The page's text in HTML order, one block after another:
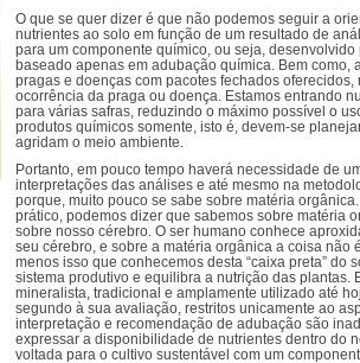
O que se quer dizer é que não podemos seguir a
nutrientes ao solo em função de um resultado de
para um componente químico, ou seja,
baseado apenas em adubação química. Bem como,
pragas e doenças com pacotes fechados oferecidos,
ocorrência da praga ou doença. Estamos entrando
para várias safras, reduzindo o máximo possível o
produtos químicos somente, isto é, devem-se
agridam o meio ambiente.
Portanto, em pouco tempo haverá necessidade de
interpretações das análises e até mesmo na
porque, muito pouco se sabe sobre matéria
prático, podemos dizer que sabemos sobre matéria
sobre nosso cérebro. O ser humano conhece
seu cérebro, e sobre a matéria orgânica a coisa não
menos isso que conhecemos desta “caixa preta” do
sistema produtivo e equilibra a nutrição das plantas.
mineralista, tradicional e amplamente utilizado até
segundo à sua avaliação, restritos unicamente ao
interpretação e recomendação de adubação são
expressar a disponibilidade de nutrientes dentro do
voltada para o cultivo sustentável com um